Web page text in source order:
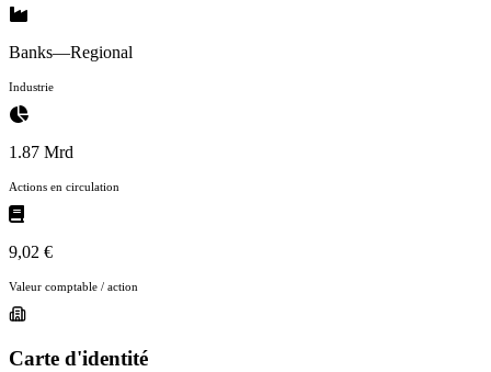
Banks—Regional
Industrie
1.87 Mrd
Actions en circulation
9,02 €
Valeur comptable / action
Carte d'identité